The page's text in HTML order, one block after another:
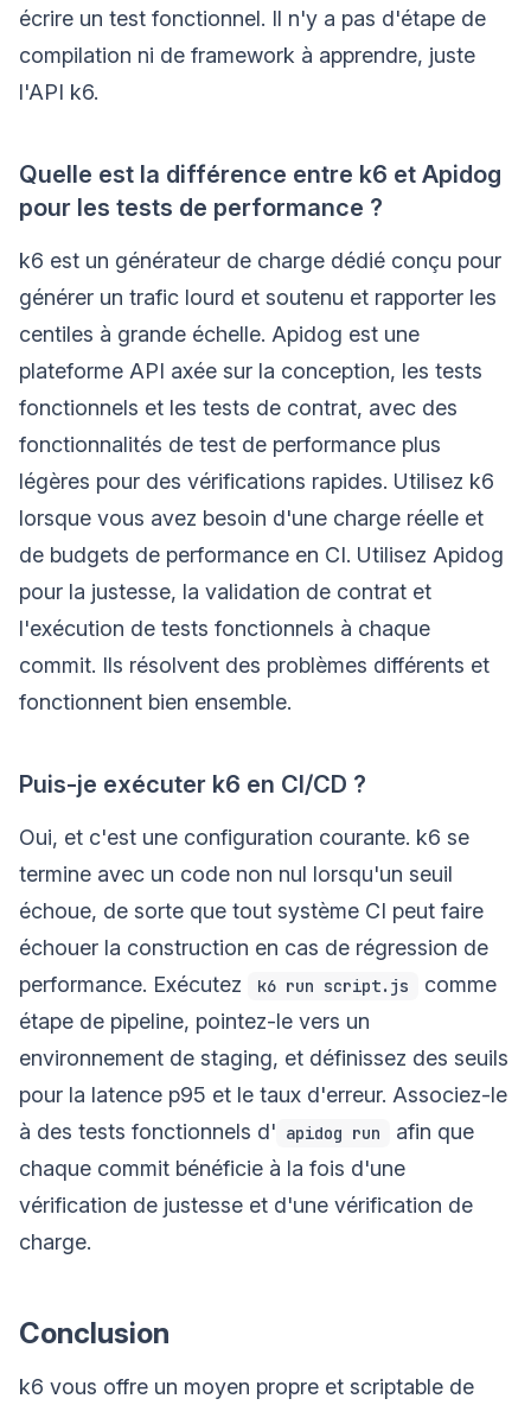
écrire un test fonctionnel. Il n'y a pas d'étape de
compilation ni de framework à apprendre, juste
l'API k6.
Quelle est la différence entre k6 et Apidog
pour les tests de performance ?
k6 est un générateur de charge dédié conçu pour
générer un trafic lourd et soutenu et rapporter les
centiles à grande échelle. Apidog est une
plateforme API axée sur la conception, les tests
fonctionnels et les tests de contrat, avec des
fonctionnalités de test de performance plus
légères pour des vérifications rapides. Utilisez k6
lorsque vous avez besoin d'une charge réelle et
de budgets de performance en CI. Utilisez Apidog
pour la justesse, la validation de contrat et
l'exécution de tests fonctionnels à chaque
commit. Ils résolvent des problèmes différents et
fonctionnent bien ensemble.
Puis-je exécuter k6 en CI/CD ?
Oui, et c'est une configuration courante. k6 se
termine avec un code non nul lorsqu'un seuil
échoue, de sorte que tout système CI peut faire
échouer la construction en cas de régression de
performance. Exécutez
k6 run script.js
comme
étape de pipeline, pointez-le vers un
environnement de staging, et définissez des seuils
pour la latence p95 et le taux d'erreur. Associez-le
à des tests fonctionnels d' apidog run
afin que
chaque commit bénéficie à la fois d'une
vérification de justesse et d'une vérification de
charge.
Conclusion
k6 vous offre un moyen propre et scriptable de